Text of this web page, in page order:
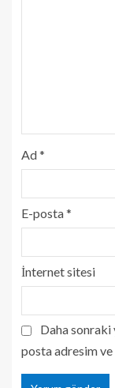
Ad*
E-posta*
İnternet sitesi
Daha sonraki
posta adresim